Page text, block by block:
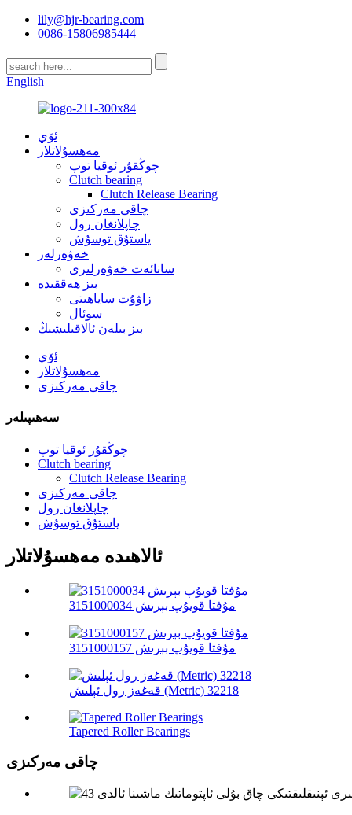
lily@hjr-bearing.com
0086-15806985444
English
ئۆي
مەھسۇلاتلار
چوڭقۇر ئوقيا توپ
Clutch bearing
Clutch Release Bearing
چاقى مەركىزى
چاپلانغان رول
ياستۇق توسۇش
خەۋەرلەر
سانائەت خەۋەرلىرى
بىز ھەققىدە
زاۋۇت ساياھىتى
سوئال
بىز بىلەن ئالاقىلىشىڭ
ئۆي
مەھسۇلاتلار
چاقى مەركىزى
سەھىپىلەر
چوڭقۇر ئوقيا توپ
Clutch bearing
Clutch Release Bearing
چاقى مەركىزى
چاپلانغان رول
ياستۇق توسۇش
ئالاھىدە مەھسۇلاتلار
مۇفتا قويۇپ بېرىش 3151000034
مۇفتا قويۇپ بېرىش 3151000157
قەغەز رول ئېلىش (Metric) 32218
Tapered Roller Bearings
چاقى مەركىزى